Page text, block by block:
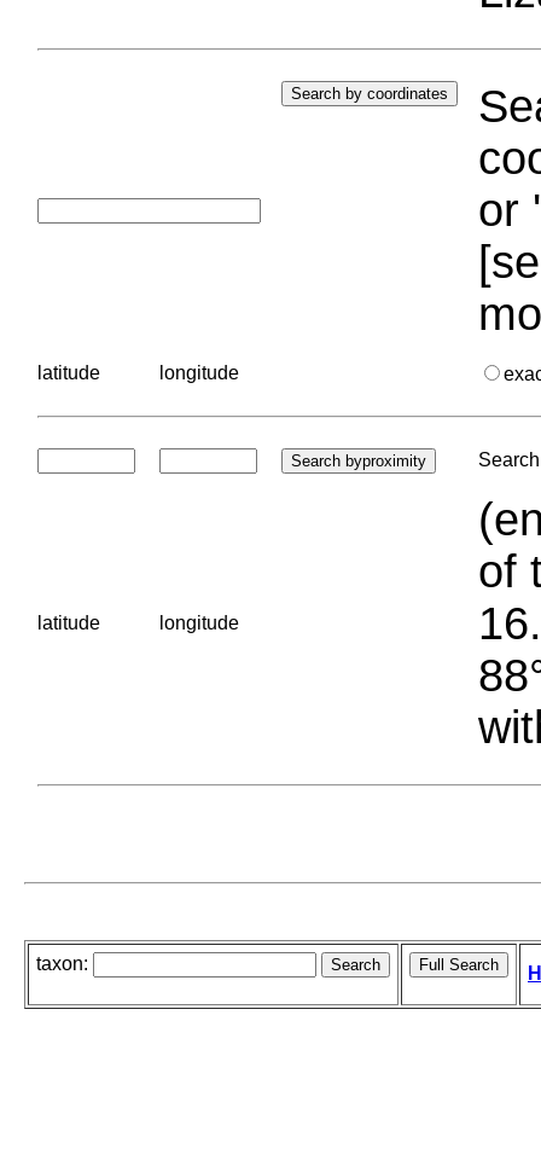
or
latitude longitude
latitude longitude
of
taxon: